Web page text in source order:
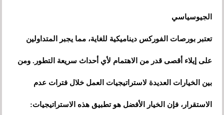
الجيوسياسي
تعتبر بورصات الفوركس ديناميكية للغاية، مما يجبر المتداولين
على إيلاء أقصى قدر من الاهتمام لأي أحداث سريعة التطور. ومن
بين الخيارات العديدة لاستراتيجيات العمل خلال فترات عدم
الاستقرار، فإن الخيار الأفضل هو تطبيق هذه الاستراتيجيات: